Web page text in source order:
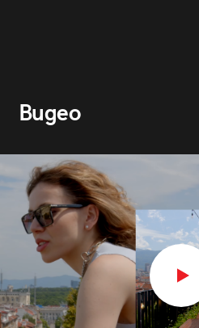
Видео